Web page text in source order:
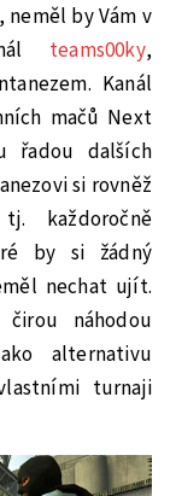
by Vám v
teams00ky,
Kanál
mačů Next
řadou dalších
si rovněž
každoročně
by si žádný
nechat ujít.
náhodou
alternativu
turnaji